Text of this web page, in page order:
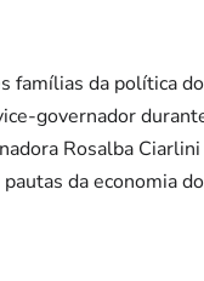
famílias da política
governador
Rosalba
da economia